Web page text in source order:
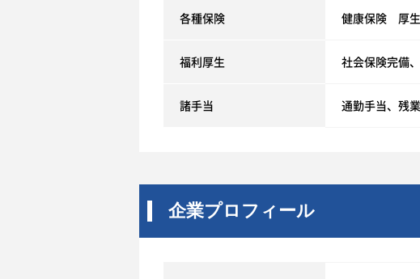
各種保険 健康保険 厚
福利厚生 社会保険完備
諸手当 通勤手当、残
企業プロフィール